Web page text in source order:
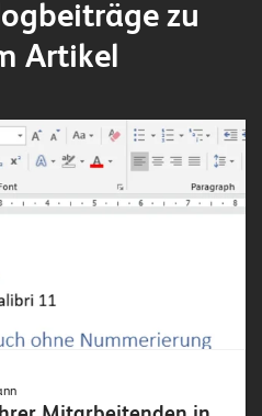
zu
Artikel